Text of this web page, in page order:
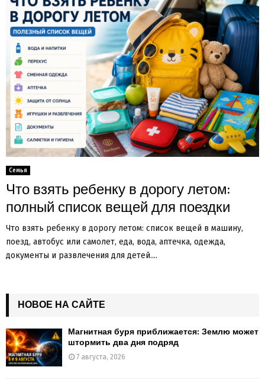
Семья
Что взять ребенку в дорогу летом:
полный список вещей для поездки
Что взять ребенку в дорогу летом: список вещей в машину,
поезд, автобус или самолет, еда, вода, аптечка, одежда,
документы и развлечения для детей....
НОВОЕ НА САЙТЕ
Магнитная буря приближается: Землю может
штормить два дня подряд
7 августа, 2026